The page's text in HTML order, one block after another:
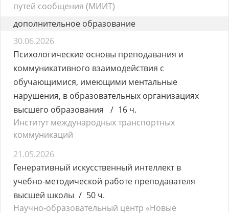
путей сообщения (МИИТ)
дополнительное образование
30.06.2026
Психологические основы преподавания и
коммуникативного взаимодействия с
обучающимися, имеющими ментальные
нарушения, в образовательных организациях
высшего образования
16 ч.
Институт международных транспортных
коммуникаций
21.05.2026
Генеративный искусственный интеллект в
учебно-методической работе преподавателя
высшей школы
50 ч.
Научно-образовательный центр «Новые